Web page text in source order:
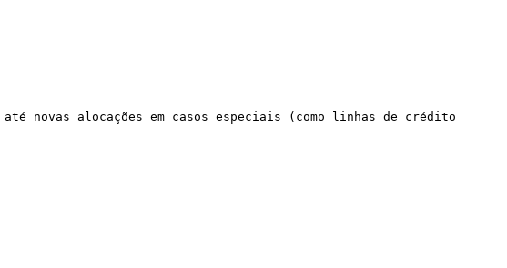
novas alocações em casos especiais (como linhas de crédito